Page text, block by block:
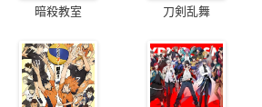
暗殺教室 刀剣乱舞